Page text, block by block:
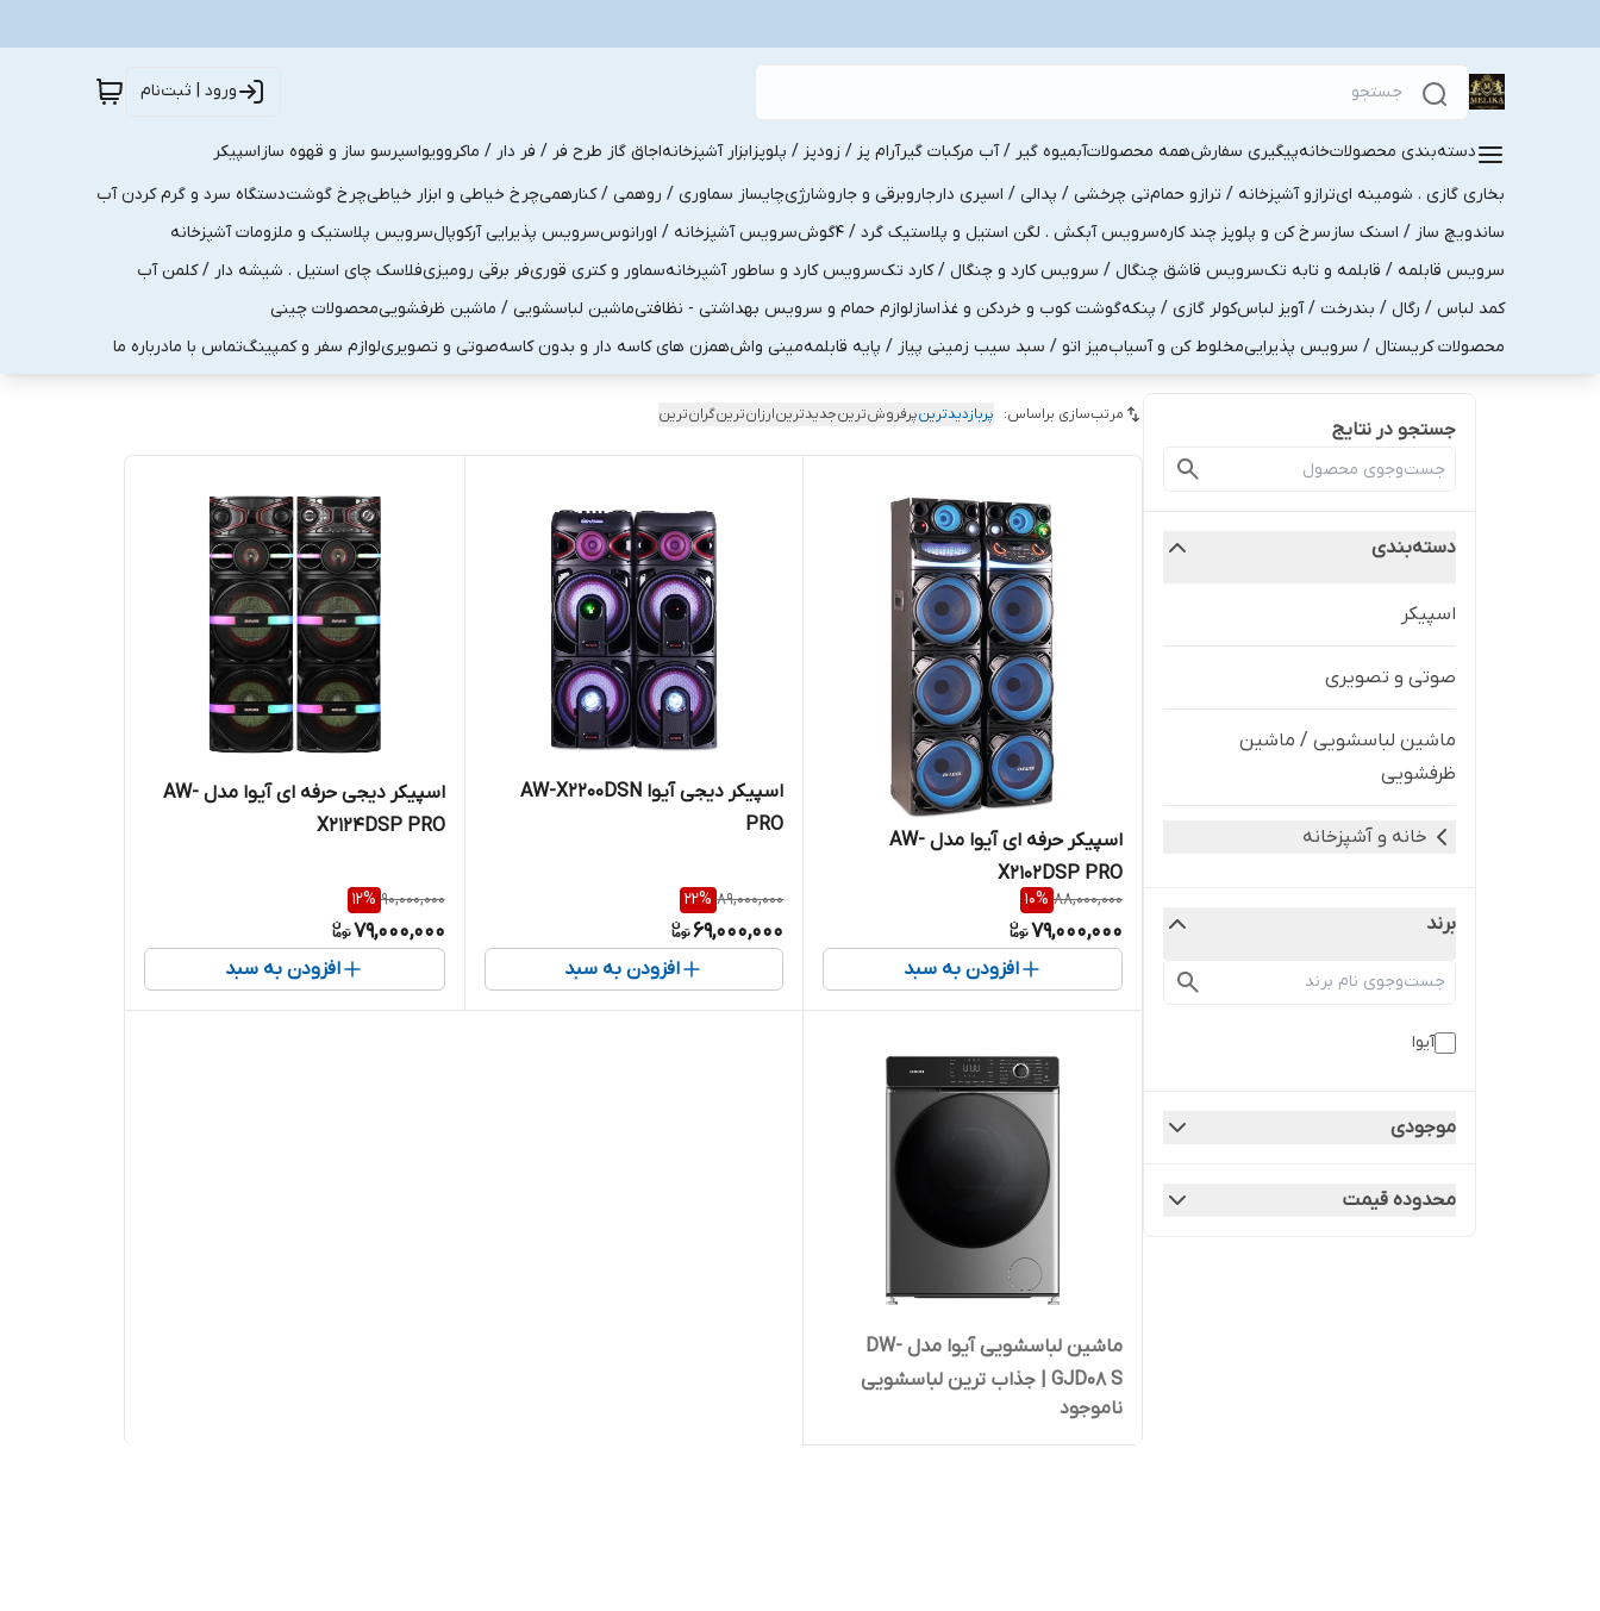
ورود | ثبت‌نام
دسته‌بندی محصولاتخانهپیگیری سفارشهمه محصولاتآبمیوه گیر / آب مرکبات گیرآرام پز / زودپز / پلوپزابزار آشپزخانهاجاق گاز طرح فر / فر دار / ماکروویواسپرسو ساز و قهوه سازاسپیکر
بخاری گازی . شومینه ایترازو آشپزخانه / ترازو حمامتی چرخشی / پدالی / اسپری دارجاروبرقی و جاروشارژیچایساز سماوری / روهمی / کنارهمیچرخ خیاطی و ابزار خیاطیچرخ گوشتدستگاه سرد و گرم کردن آب
ساندویچ ساز / اسنک سازسرخ کن و پلوپز چند کارهسرویس آبکش . لگن استیل و پلاستیک گرد / 4گوش سرویس آشپزخانه / اورانوسسرویس پذیرایی آرکوپالسرویس پلاستیک و ملزومات آشپزخانه
سرویس قابلمه / قابلمه و تابه تکسرویس قاشق چنگال / سرویس کارد و چنگال / کارد تکسرویس کارد و ساطور آشپرخانهسماور و کتری قوریفر برقی رومیزیفلاسک چای استیل . شیشه دار / کلمن آب
کمد لباس / رگال / بندرخت / آویز لباسکولر گازی / پنکهگوشت کوب و خردکن و غذاسازلوازم حمام و سرویس بهداشتی - نظافتیماشین لباسشویی / ماشین ظرفشوییمحصولات چینی
محصولات کریستال / سرویس پذیراییمخلوط کن و آسیابمیز اتو / سبد سیب زمینی پیاز / پایه قابلمهمینی واشهمزن های کاسه دار و بدون کاسهصوتی و تصویریلوازم سفر و کمپینگتماس با مادرباره ما
جستجو در نتایج
دسته‌بندی
اسپیکر
صوتی و تصویری
ماشین لباسشویی / ماشین
ظرفشویی
خانه و آشپزخانه
برند
آیوا
موجودی
محدوده قیمت
مرتب‌سازی براساس: پربازدیدترینپرفروش‌ترینجدیدترینارزان‌ترینگران‌ترین
اسپیکر حرفه ای آیوا مدل AW-
X2102DSP PRO
88,000,000
10%
79,000,000
افزودن به سبد
اسپیکر دیجی آیوا AW-X2200DSN
PRO
89,000,000
22%
69,000,000
افزودن به سبد
اسپیکر دیجی حرفه ای آیوا مدل AW-
X2124DSP PRO
90,000,000
12%
79,000,000
افزودن به سبد
ماشین لباسشویی آیوا مدل DW-
GJD08 S | جذاب ترین لباسشویی
۱۴۰۰ دور روز
ناموجود